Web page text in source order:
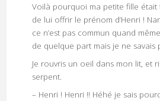
Voilà pourquoi ma petite fille était
de lui offrir le prénom d’Henri !
ce n’est pas commun quand
de quelque part mais je ne savais
Je rouvris un oeil dans mon lit, et
serpent.
– Henri ! Henri !! Héhé je sais